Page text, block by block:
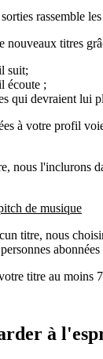
rassemble
nouveaux titres
suit;
écoute ;
qui devraient lui
à votre profil
nous l'inclurons
de musique
titre, nous
titre au moins
à